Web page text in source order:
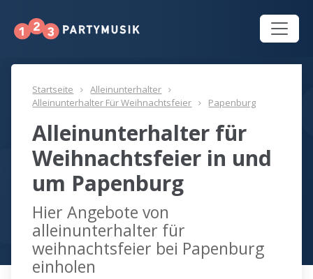
Startseite
Alleinunterhalter
Alleinunterhalter Für Weihnachtsfeier
Papenburg
Alleinunterhalter für
Weihnachtsfeier in und
um Papenburg
Hier Angebote von
alleinunterhalter für
weihnachtsfeier bei Papenburg
einholen